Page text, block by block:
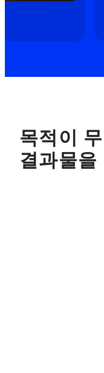
목적이
결과물을